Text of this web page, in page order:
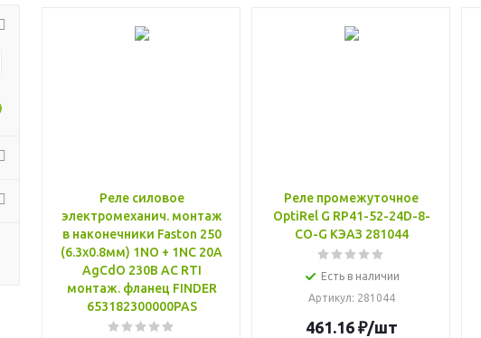
Реле силовое
электромеханич. монтаж
в наконечники Faston 250
(6.3х0.8мм) 1NO + 1NC 20А
AgCdO 230В AC RTI
монтаж. фланец FINDER
653182300000PAS
Реле промежуточное
OptiRel G RP41-52-24D-8-
CO-G КЭАЗ 281044
Есть в наличии
Артикул: 281044
461.16₽/шт